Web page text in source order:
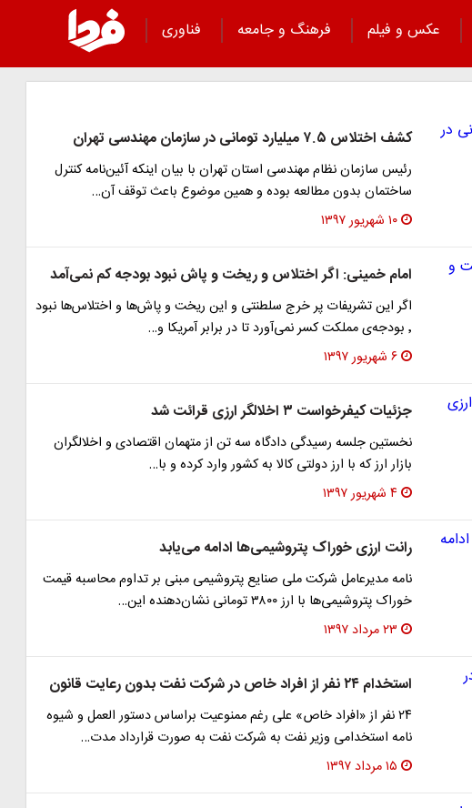
عکس و فیلم فرهنگ و جامعه
فناوری
کشف اختلاس ۷.۵ میلیارد تومانی در سازمان مهندسی تهران
رئیس سازمان نظام مهندسی استان تهران با بیان اینکه آئین‌نامه کنترل
ساختمان بدون مطالعه بوده و همین موضوع باعث توقف آن…
۱۰ شهریور ۱۳۹۷
امام خمینی: اگر اختلاس و ریخت و پاش نبود بودجه کم نمی‌آمد
اگر این تشریفات پر خرج سلطنتی و این ریخت و پاش‌ها و اختلاس‌ها نبود
٬ بودجه‌ی مملکت کسر نمی‌آورد تا در برابر آمریکا و…
۶ شهریور ۱۳۹۷
جزئیات کیفرخواست ۳ اخلالگر ارزی قرائت شد
نخستین جلسه رسیدگی دادگاه سه تن از متهمان اقتصادی و اخلالگران
بازار ارز که با ارز دولتی کالا به کشور وارد کرده و با…
۴ شهریور ۱۳۹۷
رانت ارزی خوراک پتروشیمی‌ها ادامه می‌یابد
نامه مدیرعامل شرکت ملی صنایع پتروشیمی مبنی بر تداوم محاسبه قیمت
خوراک پتروشیمی‌ها با ارز ۳۸۰۰ تومانی نشان‌دهنده این…
۲۳ مرداد ۱۳۹۷
استخدام ۲۴ نفر از افراد خاص در شرکت نفت بدون رعایت قانون
۲۴ نفر از «افراد خاص» علی رغم ممنوعیت براساس دستور العمل و شیوه
نامه استخدامی وزیر نفت به شرکت نفت به صورت قرارداد مدت…
۱۵ مرداد ۱۳۹۷